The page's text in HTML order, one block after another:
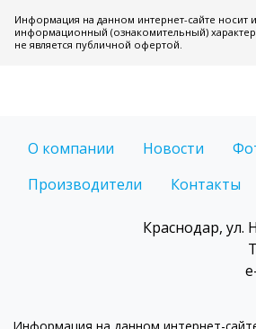
Информация на данном интернет-сайте носит
информационный (ознакомительный)
не является публичной офертой.
О компании Новости
Производители
Контакты
Краснодар, ул.